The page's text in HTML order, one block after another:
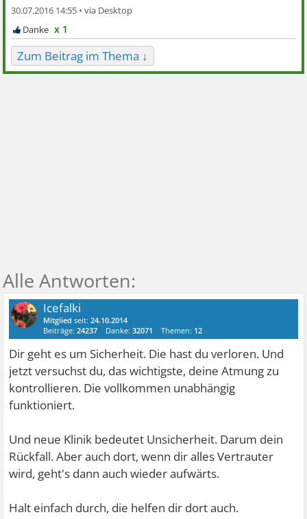
30.07.2016 14:55 •
x 1
Zum Beitrag im Thema ↓
Icefalki
Mitglied seit:24.10.2014
Beiträge:24237 Danke:32071 Themen: 12
Dir geht es um Sicherheit. Die hast du verloren. Und
jetzt versuchst du, das wichtigste, deine Atmung zu
kontrollieren. Die vollkommen unabhängig
funktioniert.
Und neue Klinik bedeutet Unsicherheit. Darum dein
Rückfall. Aber auch dort, wenn dir alles Vertrauter
wird, geht's dann auch wieder aufwärts.
Halt einfach durch, die helfen dir dort auch.